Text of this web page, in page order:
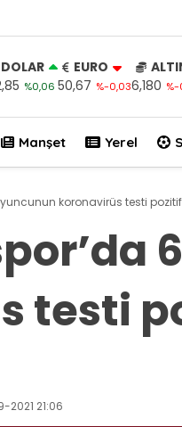
DOLAR
%0,06
EURO
50,67 %-0,036,180 %-
Manşet Yerel
koronavirüs testi pozitif
testi
21:06